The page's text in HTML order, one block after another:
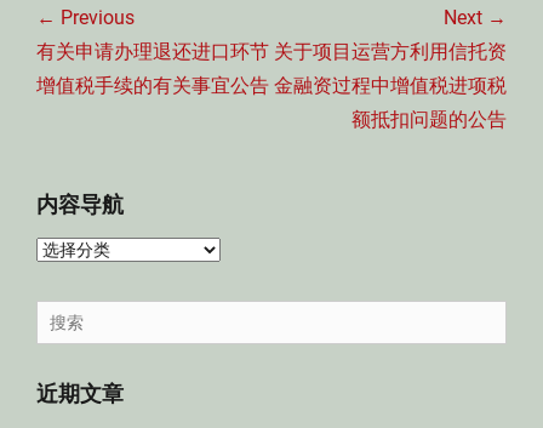
章
导
航
← Previous
Previous
post:
有关申请办理退还进口环节
增值税手续的有关事宜公告
Next →
Next
post:
关于项目运营方利用信托资
金融资过程中增值税进项税
额抵扣问题的公告
内容导航
内
导
航
Search
for:
近期文章